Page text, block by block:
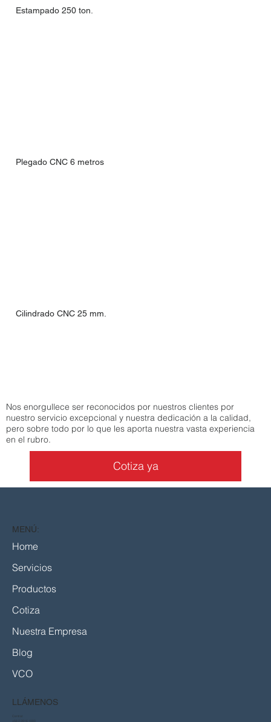
Estampado 250 ton.
Plegado CNC 6 metros
Cilindrado CNC 25 mm.
Nos enorgullece ser reconocidos por nuestros clientes por
nuestro servicio excepcional y nuestra dedicación a la calidad,
pero sobre todo por lo que les aporta nuestra vasta experiencia
en el rubro.
Cotiza ya
+56 2 2816 1000
LLÁMENOS
Home
Servicios
Productos
Cotiza
Nuestra Empresa
Blog
VCO
MENÚ: